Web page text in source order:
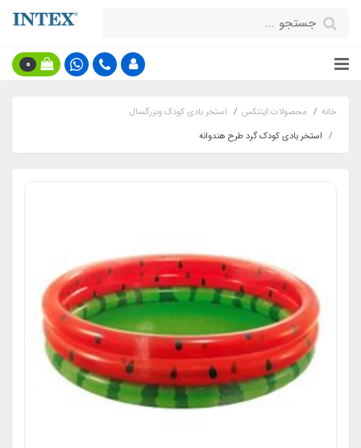
0
خانه محصولات اینتکس
استخر بادی کودک وبزرگسال
استخر بادی کودک گرد طرح هندوانه